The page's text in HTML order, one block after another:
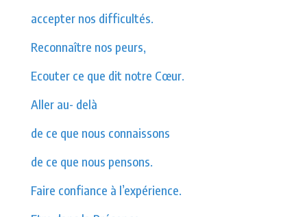
accepter nos difficultés.
Reconnaître nos peurs,
Ecouter ce que dit notre Cœur.
Aller au- delà
de ce que nous connaissons
de ce que nous pensons.
Faire confiance à l’expérience.